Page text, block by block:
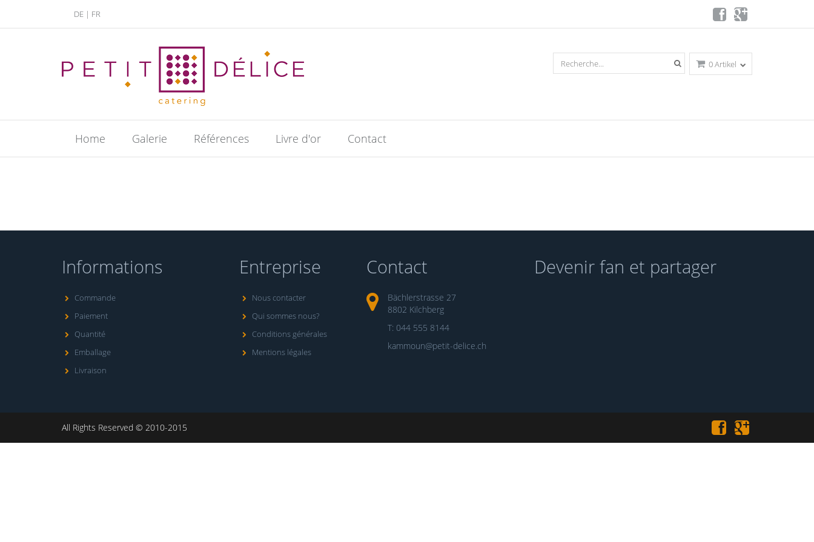
DE | FR
0 Artikel
Home Galerie Références Livre d'or Contact
Informations
Commande
Paiement
Quantité
Emballage
Livraison
Entreprise
Nous contacter
Qui sommes nous?
Conditions générales
Mentions légales
Contact
Bächlerstrasse 27
8802 Kilchberg
T: 044 555 8144
kammoun@petit-delice.ch
Devenir fan et partager
All Rights Reserved © 2010-2015